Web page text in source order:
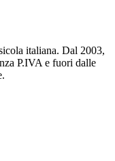
italiana. Dal 2003,
P.IVA e fuori dalle